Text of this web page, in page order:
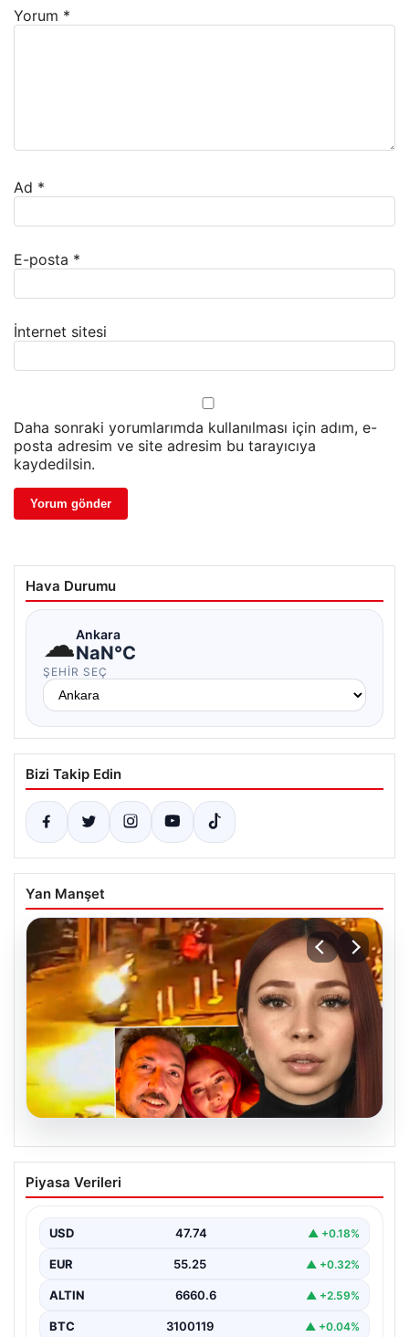
Yorum *
Ad *
E-posta *
İnternet sitesi
Daha sonraki yorumlarımda kullanılması için adım, e-
posta adresim ve site adresim bu tarayıcıya
kaydedilsin.
Hava Durumu
☁Ankara
NaN°C
ŞEHIR SEÇ
Bizi Takip Edin
Yan Manşet
07.08.2026
Nilda Müge Şahin Cinayetinde Güncel
Gelişmeler ve Yeni Ayrıntılar
kadının hayatını kaybetmesine neden olan trajik…
Piyasa Verileri
USD 47.74 ▲ +0.18%
EUR 55.25 ▲ +0.32%
ALTIN 6660.6 ▲ +2.59%
BTC 3100119 ▲ +0.04%